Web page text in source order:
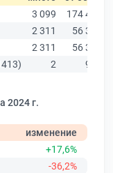
3 099
174 403
2 311
56 378
2 311
56 378
2 978
2024 г.
изменение
+17,6%
-36,2%